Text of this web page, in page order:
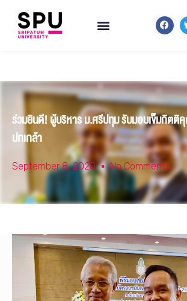
ร่วมยินดี! ผู้บริหาร ม.ศรีปทุม รับมอบเข็มกิต
ปกเกล้า
September 8, 2020 No Comments